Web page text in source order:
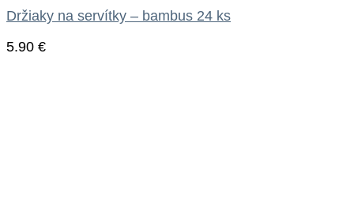
Držiaky na servítky – bambus 24 ks
5.90 €